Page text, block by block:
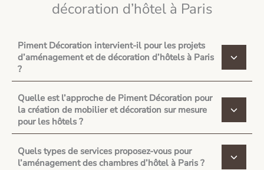
décoration d’hôtel à Paris
Piment Décoration intervient-il pour les projets
d’aménagement et de décoration d’hôtels à Paris
?
Quelle est l’approche de Piment Décoration pour
la création de mobilier et décoration sur mesure
pour les hôtels ?
Quels types de services proposez-vous pour
l’aménagement des chambres d’hôtel à Paris ?